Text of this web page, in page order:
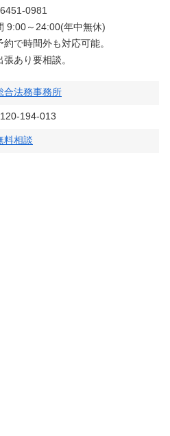
0981
9:00～24:00(年中無休)
で時間外も対応可能。
あり要相談。
合法務事務所
194-013
料相談